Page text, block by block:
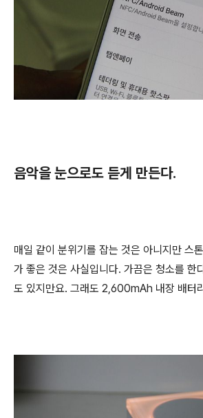
음악을 눈으로도 듣게 만든다.
매일 같이 분위기를 잡는 것은 아니지만 스
가 좋은 것은 사실입니다. 가끔은 청소를 한
도 있지만요. 그래도 2,600mAh 내장 배터